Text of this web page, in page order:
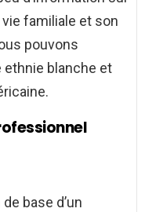
familiale et son
pouvons
ethnie blanche et
base d’un